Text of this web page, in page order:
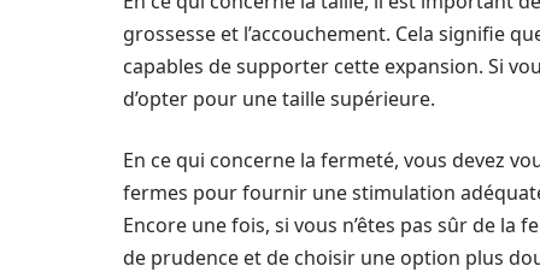
grossesse et l’accouchement. Cela signifie
capables de supporter cette expansion. Si
d’opter pour une taille supérieure.
En ce qui concerne la fermeté, vous devez
fermes pour fournir une stimulation
Encore une fois, si vous n’êtes pas sûr de
de prudence et de choisir une option plus